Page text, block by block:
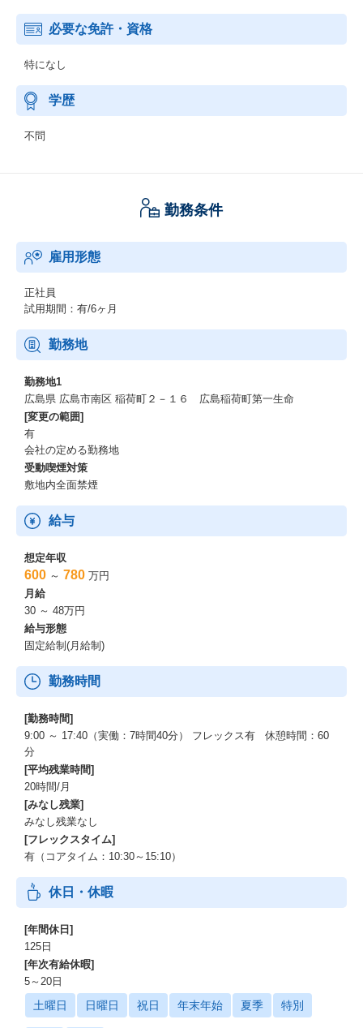
必要な免許・資格
特になし
学歴
不問
勤務条件
雇用形態
正社員
試用期間：有/6ヶ月
勤務地
勤務地1
広島県 広島市南区 稲荷町２－１６ 広島稲荷町第一生命
[変更の範囲]
有
会社の定める勤務地
受動喫煙対策
敷地内全面禁煙
給与
想定年収
600 ～ 780 万円
月給
30 ～ 48万円
給与形態
固定給制(月給制)
勤務時間
[勤務時間]
9:00 ～ 17:40（実働：7時間40分） フレックス有 休憩時間：60
分
[平均残業時間]
20時間/月
[みなし残業]
みなし残業なし
[フレックスタイム]
有（コアタイム：10:30～15:10）
休日・休暇
[年間休日]
125日
[年次有給休暇]
5～20日
土曜日 日曜日 祝日 年末年始 夏季 特別